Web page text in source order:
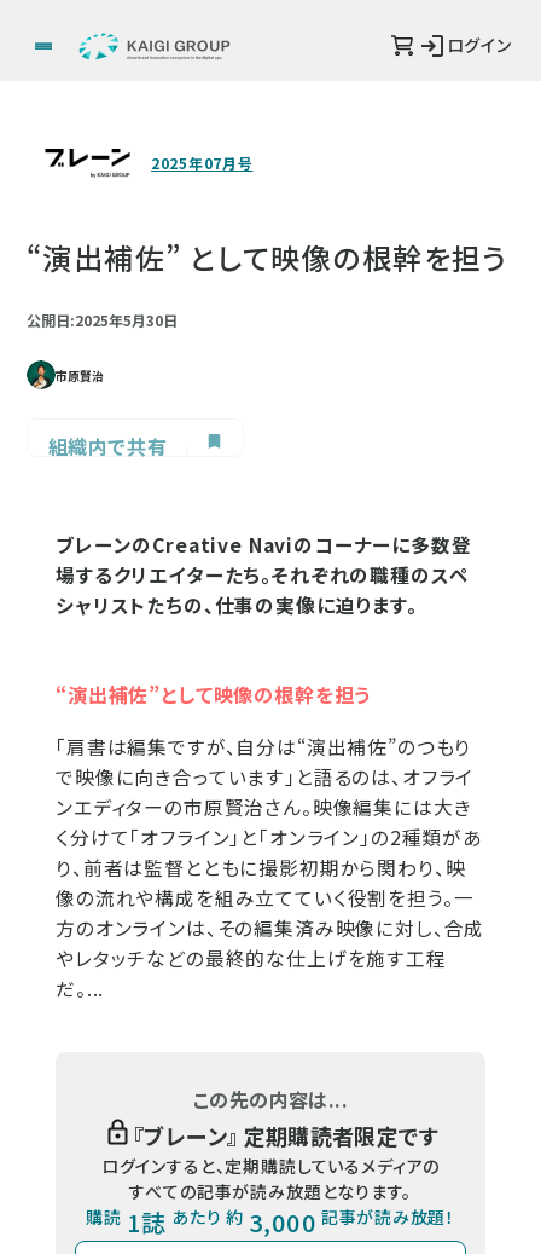
ログイン
2025年07月号
“演出補佐” として映像の根幹を担う
公開日:2025年5月30日
市原賢治
組織内で共有
ブレーンのCreative Naviのコーナーに多数登
場するクリエイターたち。それぞれの職種のスペ
シャリストたちの、仕事の実像に迫ります。
“演出補佐”として映像の根幹を担う
「肩書は編集ですが、自分は“演出補佐”のつもり
で映像に向き合っています」と語るのは、オフライ
ンエディターの市原賢治さん。映像編集には大き
く分けて「オフライン」と「オンライン」の2種類があ
り、前者は監督とともに撮影初期から関わり、映
像の流れや構成を組み立てていく役割を担う。一
方のオンラインは、その編集済み映像に対し、合成
やレタッチなどの最終的な仕上げを施す工程
だ。...
この先の内容は...
『ブレーン』 定期購読者限定です
ログインすると、定期購読しているメディアの
すべての記事が読み放題となります。
購読 1誌 あたり 約 3,000 記事が読み放題！